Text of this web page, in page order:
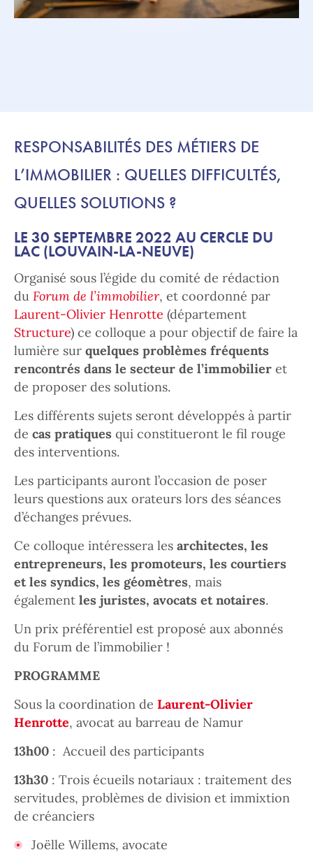
RESPONSABILITÉS DES MÉTIERS DE
L’IMMOBILIER : QUELLES DIFFICULTÉS,
QUELLES SOLUTIONS ?
LE 30 SEPTEMBRE 2022 AU CERCLE DU
LAC (LOUVAIN-LA-NEUVE)
Organisé sous l’égide du comité de rédaction
du Forum de l’immobilier, et coordonné par
Laurent-Olivier Henrotte (département
Structure) ce colloque a pour objectif de faire la
lumière sur quelques problèmes fréquents
rencontrés dans le secteur de l’immobilier et
de proposer des solutions.
Les différents sujets seront développés à partir
de cas pratiques qui constitueront le fil rouge
des interventions.
Les participants auront l’occasion de poser
leurs questions aux orateurs lors des séances
d’échanges prévues.
Ce colloque intéressera les architectes, les
entrepreneurs, les promoteurs, les courtiers
et les syndics, les géomètres, mais
également les juristes, avocats et notaires.
Un prix préférentiel est proposé aux abonnés
du Forum de l’immobilier !
PROGRAMME
Sous la coordination de Laurent-Olivier
Henrotte, avocat au barreau de Namur
13h00 : Accueil des participants
13h30 : Trois écueils notariaux : traitement des
servitudes, problèmes de division et immixtion
de créanciers
Joëlle Willems, avocate